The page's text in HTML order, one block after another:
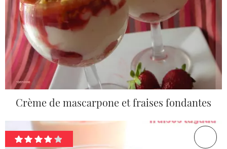
Crème de mascarpone et fraises fondantes